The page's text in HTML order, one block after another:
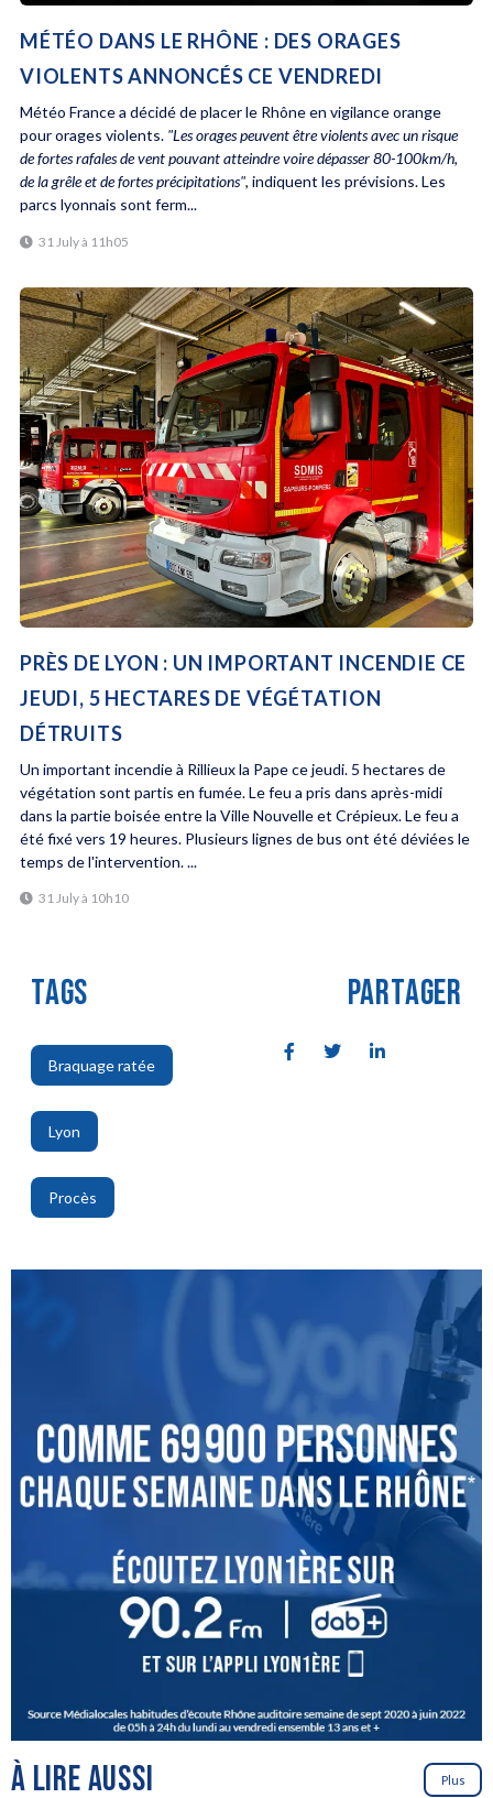
MÉTÉO DANS LE RHÔNE : DES ORAGES
VIOLENTS ANNONCÉS CE VENDREDI
Météo France a décidé de placer le Rhône en vigilance orange
pour orages violents. "Les orages peuvent être violents avec un risque
de fortes rafales de vent pouvant atteindre voire dépasser 80-100km/h,
de la grêle et de fortes précipitations", indiquent les prévisions. Les
parcs lyonnais sont ferm...
31 July à 11h05
PRÈS DE LYON : UN IMPORTANT INCENDIE CE
JEUDI, 5 HECTARES DE VÉGÉTATION
DÉTRUITS
Un important incendie à Rillieux la Pape ce jeudi. 5 hectares de
végétation sont partis en fumée. Le feu a pris dans après-midi
dans la partie boisée entre la Ville Nouvelle et Crépieux. Le feu a
été fixé vers 19 heures. Plusieurs lignes de bus ont été déviées le
temps de l'intervention. ...
31 July à 10h10
TAGS
Braquage ratée
,
Lyon
,
Procès
PARTAGER
À LIRE AUSSI Plus